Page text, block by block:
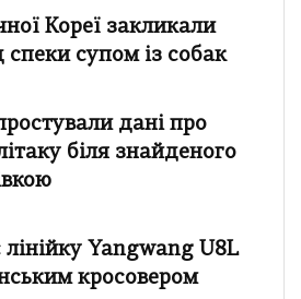
Кореї закликали
спеки супом із собак
дані про
біля знайденого
Yangwang U8L
кросовером